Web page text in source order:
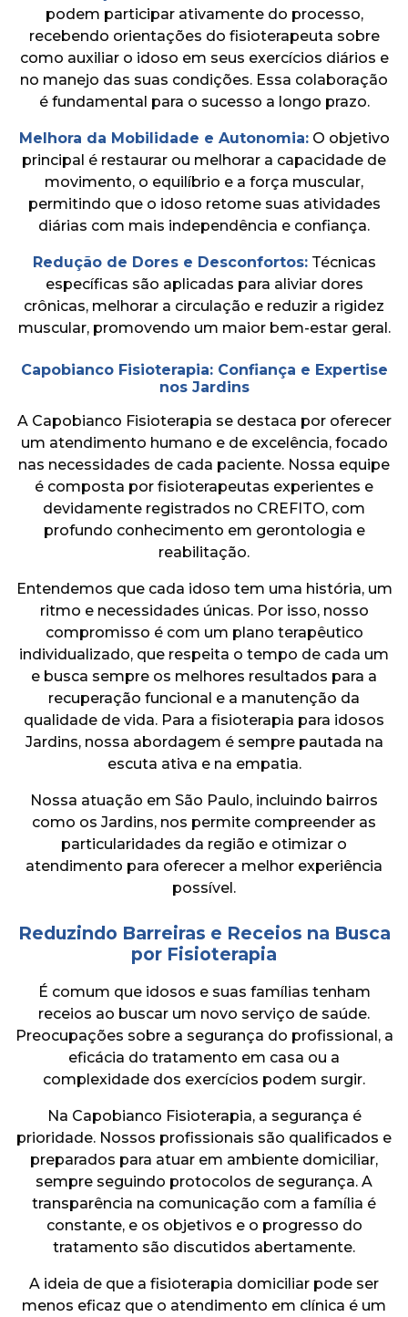
podem participar ativamente do processo,
recebendo orientações do fisioterapeuta sobre
como auxiliar o idoso em seus exercícios diários e
no manejo das suas condições. Essa colaboração
é fundamental para o sucesso a longo prazo.
Melhora da Mobilidade e Autonomia:O objetivo
principal é restaurar ou melhorar a capacidade de
movimento, o equilíbrio e a força muscular,
permitindo que o idoso retome suas atividades
diárias com mais independência e confiança.
Redução de Dores e Desconfortos:Técnicas
específicas são aplicadas para aliviar dores
crônicas, melhorar a circulação e reduzir a rigidez
muscular, promovendo um maior bem-estar geral.
Capobianco Fisioterapia: Confiança e Expertise
nos Jardins
A Capobianco Fisioterapia se destaca por oferecer
um atendimento humano e de excelência, focado
nas necessidades de cada paciente. Nossa equipe
é composta por fisioterapeutas experientes e
devidamente registrados no CREFITO, com
profundo conhecimento em gerontologia e
reabilitação.
Entendemos que cada idoso tem uma história, um
ritmo e necessidades únicas. Por isso, nosso
compromisso é com um plano terapêutico
individualizado, que respeita o tempo de cada um
e busca sempre os melhores resultados para a
recuperação funcional e a manutenção da
qualidade de vida. Para a fisioterapia para idosos
Jardins, nossa abordagem é sempre pautada na
escuta ativa e na empatia.
Nossa atuação em São Paulo, incluindo bairros
como os Jardins, nos permite compreender as
particularidades da região e otimizar o
atendimento para oferecer a melhor experiência
possível.
Reduzindo Barreiras e Receios na Busca
por Fisioterapia
É comum que idosos e suas famílias tenham
receios ao buscar um novo serviço de saúde.
Preocupações sobre a segurança do profissional, a
eficácia do tratamento em casa ou a
complexidade dos exercícios podem surgir.
Na Capobianco Fisioterapia, a segurança é
prioridade. Nossos profissionais são qualificados e
preparados para atuar em ambiente domiciliar,
sempre seguindo protocolos de segurança. A
transparência na comunicação com a família é
constante, e os objetivos e o progresso do
tratamento são discutidos abertamente.
A ideia de que a fisioterapia domiciliar pode ser
menos eficaz que o atendimento em clínica é um